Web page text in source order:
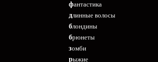
фантастика
длинные волосы
блондины
брюнеты
зомби
рыжие